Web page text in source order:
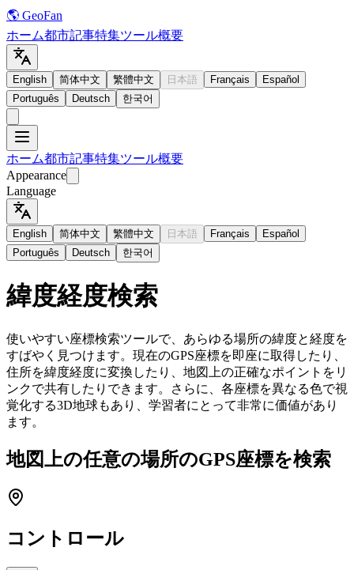
🌎 GeoFan
ホーム都市記事特集ツール概要
English 简体中文 繁體中文 日本語 Français
Español
Português
Deutsch 한국어
ホーム都市記事特集ツール概要
Appearance
Language
English 简体中文 繁體中文 日本語 Français
Español
Português
Deutsch 한국어
緯度経度検索
使いやすい座標検索ツールで、あらゆる場所の緯度と経度を
すばやく見つけます。現在のGPS座標を即座に取得したり、
住所を緯度経度に変換したり、地図上の正確なポイントをリ
ンクで共有したりできます。さらに、各座標を異なる色で視
覚化する3D地球もあり、学習者にとって非常に価値があり
ます。
地図上の任意の場所のGPS座標を検索
コントロール